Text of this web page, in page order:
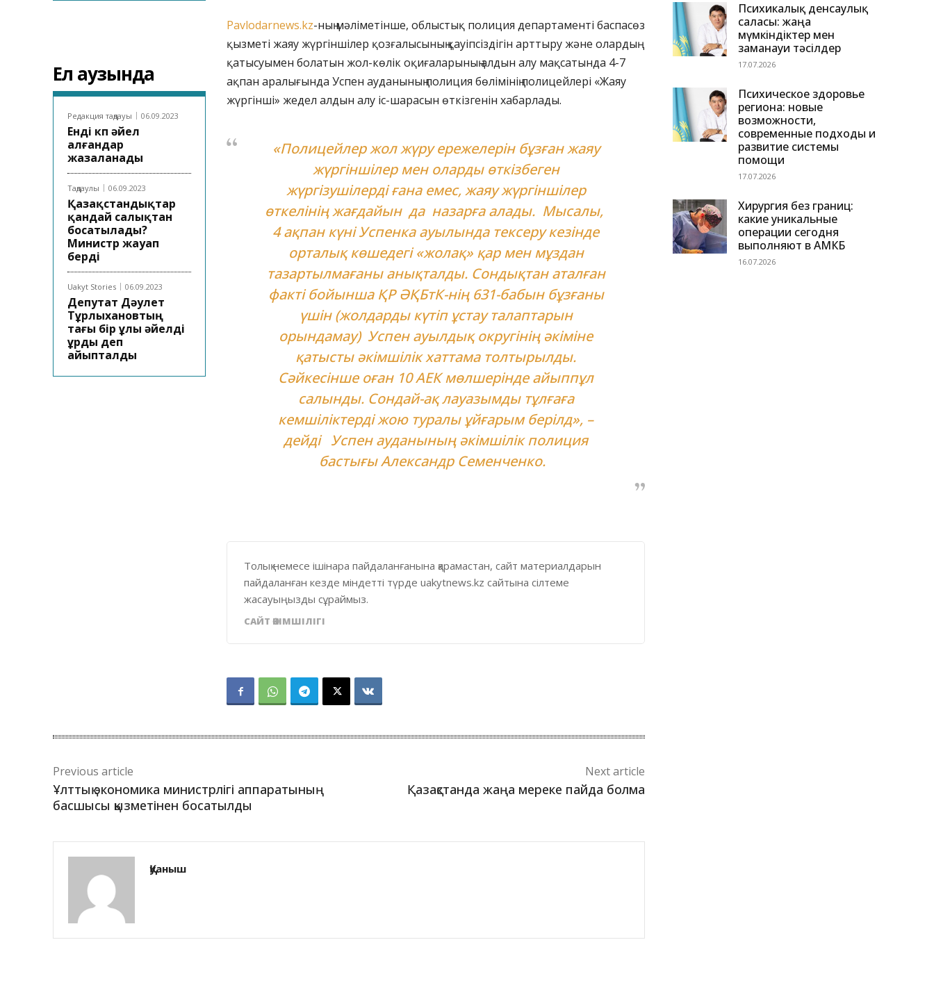
Ел аузында
Редакция таңдауы 06.09.2023
Енді көп әйел
алғандар
жазаланады
Таңдаулы 06.09.2023
Қазақстандықтар
қандай салықтан
босатылады?
Министр жауап
берді
Uakyt Stories 06.09.2023
Депутат Дәулет
Тұрлыхановтың
тағы бір ұлы әйелді
ұрды деп
айыпталды
Рavlodarnews.kz-ның мәліметінше, облыстық полиция департаменті баспасөз
қызметі жаяу жүргіншілер қозғалысының қауіпсіздігін арттыру және олардың
қатысуымен болатын жол-көлік оқиғаларының алдын алу мақсатында 4-7
ақпан аралығында Успен ауданының полиция бөлімінің полицейлері «Жаяу
жүргінші» жедел алдын алу іс-шарасын өткізгенін хабарлады.
«Полицейлер жол жүру ережелерін бұзған жаяу
жүргіншілер мен оларды өткізбеген
жүргізушілерді ғана емес, жаяу жүргіншілер
өткелінің жағдайын да назарға алады. Мысалы,
4 ақпан күні Успенка ауылында тексеру кезінде
орталық көшедегі «жолақ» қар мен мұздан
тазартылмағаны анықталды. Сондықтан аталған
факті бойынша ҚР ӘҚБтК-нің 631-бабын бұзғаны
үшін (жолдарды күтіп ұстау талаптарын
орындамау) Успен ауылдық округінің әкіміне
қатысты әкімшілік хаттама толтырылды.
Сәйкесінше оған 10 АЕК мөлшерінде айыппұл
салынды. Сондай-ақ лауазымды тұлғаға
кемшіліктерді жою туралы ұйғарым берілд», –
дейді Успен ауданының әкімшілік полиция
бастығы Александр Семенченко.
Толық немесе ішінара пайдаланғанына қарамастан, сайт материалдарын
пайдаланған кезде міндетті түрде uakytnews.kz сайтына сілтеме
жасауыңызды сұраймыз.
САЙТ ӘКІМШІЛІГІ
Previous article
Ұлттық экономика министрлігі аппаратының
басшысы қызметінен босатылды
Next article
Қазақстанда жаңа мереке пайда болмақ
Қуаныш
Психикалық денсаулық
саласы: жаңа
мүмкіндіктер мен
заманауи тәсілдер
17.07.2026
Психическое здоровье
региона: новые
возможности,
современные подходы и
развитие системы
помощи
17.07.2026
Хирургия без границ:
какие уникальные
операции сегодня
выполняют в АМКБ
16.07.2026